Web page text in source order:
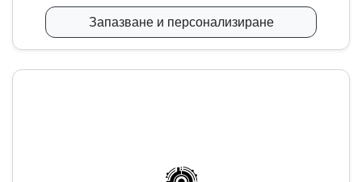
Запазване и персонализиране